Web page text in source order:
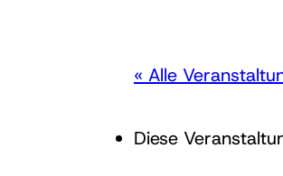
« Alle
Diese